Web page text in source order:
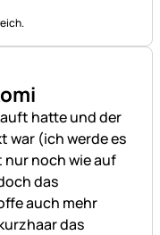
hatte und der
war (ich werde es
nur noch wie auf
das
auch mehr
das